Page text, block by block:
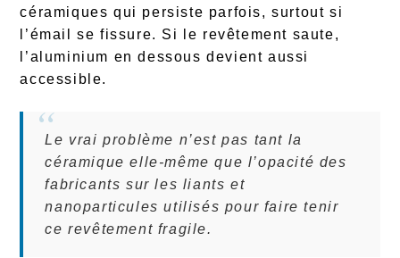
céramiques qui persiste parfois, surtout si
l’émail se fissure. Si le revêtement saute,
l’aluminium en dessous devient aussi
accessible.
Le vrai problème n’est pas tant la
céramique elle-même que l’opacité des
fabricants sur les liants et
nanoparticules utilisés pour faire tenir
ce revêtement fragile.